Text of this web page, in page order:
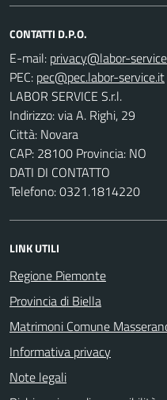
CONTATTI D.P.O.
E-mail:
PEC:
LABOR SERVICE S.r.l.
Indirizzo: via A. Righi, 29
Città: Novara
CAP: 28100 Provincia: NO
DATI DI CONTATTO
Telefono: 0321.1814220
LINK UTILI
Regione Piemonte
Provincia di Biella
Matrimoni Comune
Informativa privacy
Note legali